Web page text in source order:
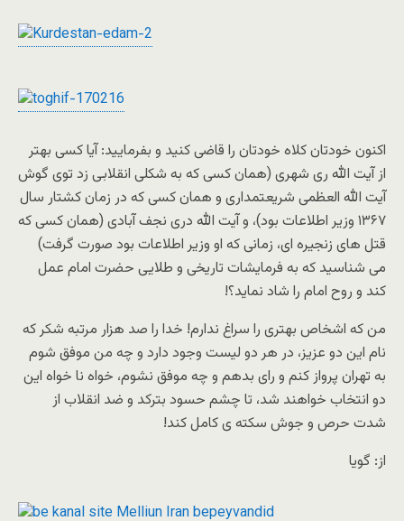
اکنون خودتان کلاه خودتان را قاضى کنید و بفرمایید: آیا کسى بهتر
از آیت الله رى شهرى (همان کسى که به شکلى انقلابى زد توى گوش
آیت الله العظمى شریعتمدارى و همان کسى که در زمان کشتار سال
١٣۶٧ وزیر اطلاعات بود)، و آیت الله درى نجف آبادى (همان کسى که
قتل هاى زنجیره اى، زمانى که او وزیر اطلاعات بود صورت گرفت)
مى شناسید که به فرمایشات تاریخى و طلایى حضرت امام عمل
کند و روح امام را شاد نماید؟!
من که اشخاص بهترى را سراغ ندارم! خدا را صد هزار مرتبه شکر که
نام این دو عزیز، در هر دو لیست وجود دارد و چه من موفق شوم
به تهران پرواز کنم و راى بدهم و چه موفق نشوم، خواه نا خواه این
دو انتخاب خواهند شد، تا چشم حسود بترکد و ضد انقلاب از
شدت حرص و جوش سکته ى کامل کند!
از: گویا